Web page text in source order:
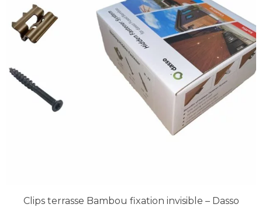
Clips terrasse Bambou fixation invisible – Dasso